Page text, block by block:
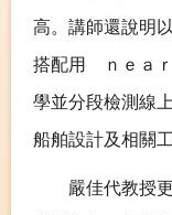
高。講師還說明
搭配用 ｎｅａ
學並分段檢測線
船舶設計及相關工
嚴佳代教授更